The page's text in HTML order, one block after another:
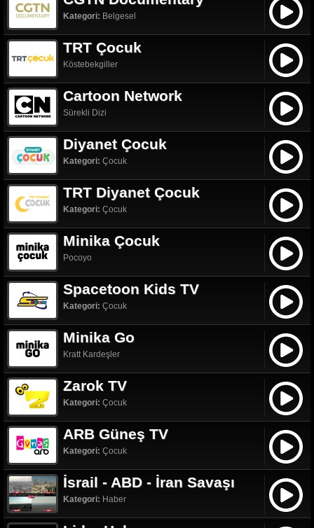
Kategori: Belgesel
TRT Çocuk
Köstebekgiller
Cartoon Network
Sürekli Dizi
Diyanet Çocuk
Kategori: Çocuk
TRT Diyanet Çocuk
Kategori: Çocuk
Minika Çocuk
Pocoyo
Spacetoon Kids TV
Kategori: Çocuk
Minika Go
Kratt Kardeşler
Zarok TV
Kategori: Çocuk
ARB Güneş TV
Kategori: Çocuk
İsrail - ABD - İran Savaşı
Kategori: Haber